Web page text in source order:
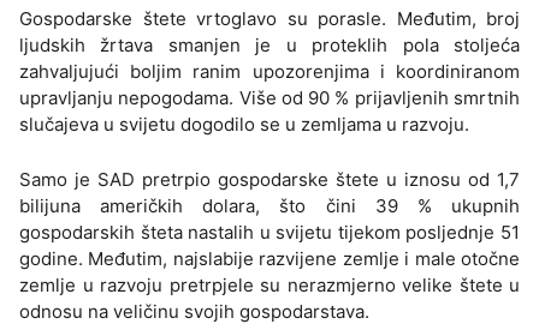
Gospodarske štete vrtoglavo su porasle. Međutim, broj
ljudskih žrtava smanjen je u proteklih pola stoljeća
zahvaljujući boljim ranim upozorenjima i koordiniranom
upravljanju nepogodama. Više od 90 % prijavljenih smrtnih
slučajeva u svijetu dogodilo se u zemljama u razvoju.
Samo je SAD pretrpio gospodarske štete u iznosu od 1,7
bilijuna američkih dolara, što čini 39 % ukupnih
gospodarskih šteta nastalih u svijetu tijekom posljednje 51
godine. Međutim, najslabije razvijene zemlje i male otočne
zemlje u razvoju pretrpjele su nerazmjerno velike štete u
odnosu na veličinu svojih gospodarstava.